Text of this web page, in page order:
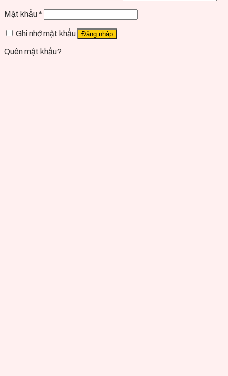
Mật khẩu *
Ghi nhớ mật khẩu Đăng nhập
Quên mật khẩu?